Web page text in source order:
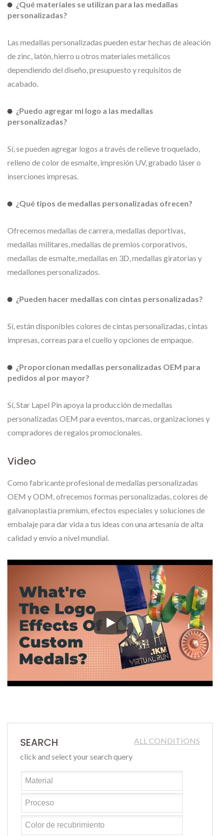
¿Qué materiales se utilizan para las medallas
personalizadas?
Las medallas personalizadas pueden estar hechas de aleación
de zinc, latón, hierro u otros materiales metálicos
dependiendo del diseño, presupuesto y requisitos de
acabado.
¿Puedo agregar mi logo a las medallas
personalizadas?
Sí, se pueden agregar logos a través de relieve troquelado,
relleno de color de esmalte, impresión UV, grabado láser o
inserciones impresas.
¿Qué tipos de medallas personalizadas ofrecen?
Ofrecemos medallas de carrera, medallas deportivas,
medallas militares, medallas de premios corporativos,
medallas de esmalte, medallas en 3D, medallas giratorias y
medallones personalizados.
¿Pueden hacer medallas con cintas personalizadas?
Sí, están disponibles colores de cintas personalizadas, cintas
impresas, correas para el cuello y opciones de empaque.
¿Proporcionan medallas personalizadas OEM para
pedidos al por mayor?
Sí, Star Lapel Pin apoya la producción de medallas
personalizadas OEM para eventos, marcas, organizaciones y
compradores de regalos promocionales.
Video
Como fabricante profesional de medallas personalizadas
OEM y ODM, ofrecemos formas personalizadas, colores de
galvanoplastia premium, efectos especiales y soluciones de
embalaje para dar vida a tus ideas con una artesanía de alta
calidad y envío a nivel mundial.
Como fabricante profesional
ALL CONDITIONS
SEARCH
click and select your search query